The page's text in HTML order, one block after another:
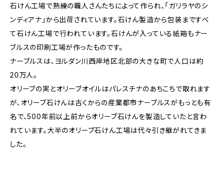
石けん工場で熟練の職人さんたちによって作られ、「ガリラヤのシ
ンディアナ」から出荷されています。石けん製造から包装まですべ
て石けん工場で行われています。石けんが入っている紙箱もナー
ブルスの印刷工場が作ったものです。
ナーブルスは、ヨルダン川西岸地区北部の大きな町で人口は約
20万人。
オリーブの実とオリーブオイルはパレスチナのあちこちで取れます
が、オリーブ石けんは古くからの産業都市ナーブルスがもっとも有
名で、500年前以上前からオリーブ石けんを製造していたと言わ
れています。大半のオリーブ石けん工場は代々引き継がれてきま
した。